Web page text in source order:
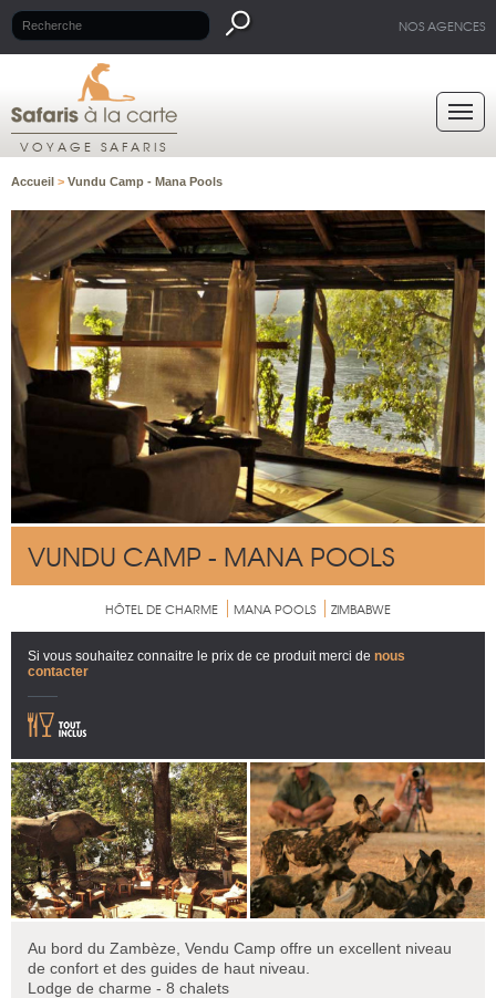
NOS AGENCES
VOYAGE SAFARIS
Accueil > Vundu Camp - Mana Pools
VUNDU CAMP - MANA POOLS
HÔTEL DE CHARME MANA POOLS ZIMBABWE
Si vous souhaitez connaitre le prix de ce produit merci de nous
contacter
Au bord du Zambèze, Vendu Camp offre un excellent niveau
de confort et des guides de haut niveau.
Lodge de charme - 8 chalets